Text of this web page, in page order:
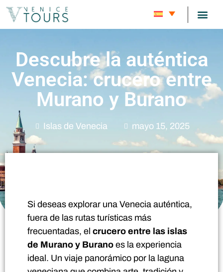
Descubre la auténtica
Venecia: crucero entre
Murano y Burano
Islas de Venecia mayo 15, 2025
Si deseas explorar una Venecia auténtica,
fuera de las rutas turísticas más
frecuentadas, el crucero entre las islas
de Murano y Burano es la experiencia
ideal. Un viaje panorámico por la laguna